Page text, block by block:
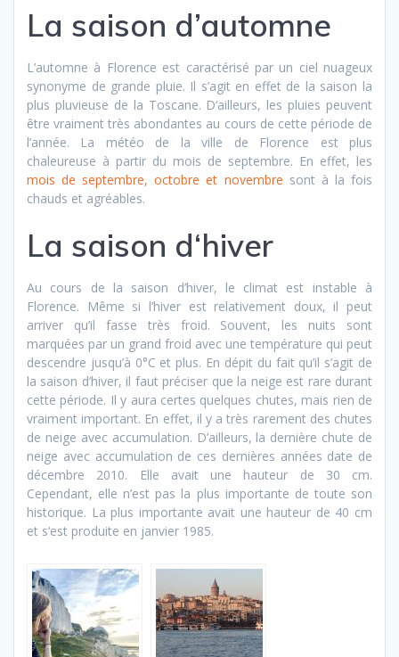
La saison d’automne
L’automne à Florence est caractérisé par un ciel nuageux
synonyme de grande pluie. Il s’agit en effet de la saison la
plus pluvieuse de la Toscane. D‘ailleurs, les pluies peuvent
être vraiment très abondantes au cours de cette période de
l’année. La météo de la ville de Florence est plus
chaleureuse à partir du mois de septembre. En effet, les
mois de septembre, octobre et novembre sont à la fois
chauds et agréables.
La saison d‘hiver
Au cours de la saison d’hiver, le climat est instable à
Florence. Même si l’hiver est relativement doux, il peut
arriver qu’il fasse très froid. Souvent, les nuits sont
marquées par un grand froid avec une température qui peut
descendre jusqu’à 0°C et plus. En dépit du fait qu’il s’agit de
la saison d’hiver, il faut préciser que la neige est rare durant
cette période. Il y aura certes quelques chutes, mais rien de
vraiment important. En effet, il y a très rarement des chutes
de neige avec accumulation. D’ailleurs, la dernière chute de
neige avec accumulation de ces dernières années date de
décembre 2010. Elle avait une hauteur de 30 cm.
Cependant, elle n’est pas la plus importante de toute son
historique. La plus importante avait une hauteur de 40 cm
et s‘est produite en janvier 1985.